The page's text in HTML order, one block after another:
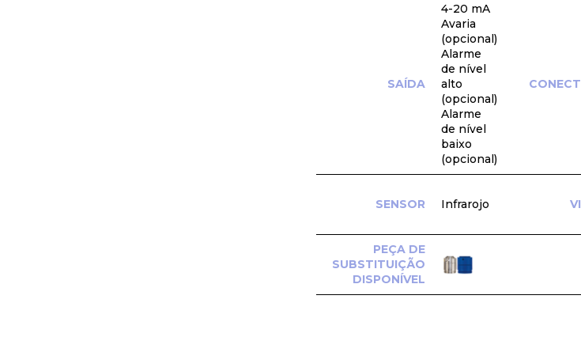
SAÍDA
4-20 mA
Avaria
(opcional)
Alarme
de nível
alto
(opcional)
Alarme
de nível
baixo
(opcional)
SENSOR Infrarojo
PEÇA DE
SUBSTITUIÇÃO
DISPONÍVEL